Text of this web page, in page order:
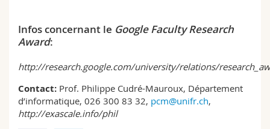
Infos concernant le Google Faculty Research
Award:
http://research.google.com/university/relations/
Contact: Prof. Philippe Cudré-Mauroux, Département
d’informatique, 026 300 83 32, pcm@unifr.ch,
http://exascale.info/phil